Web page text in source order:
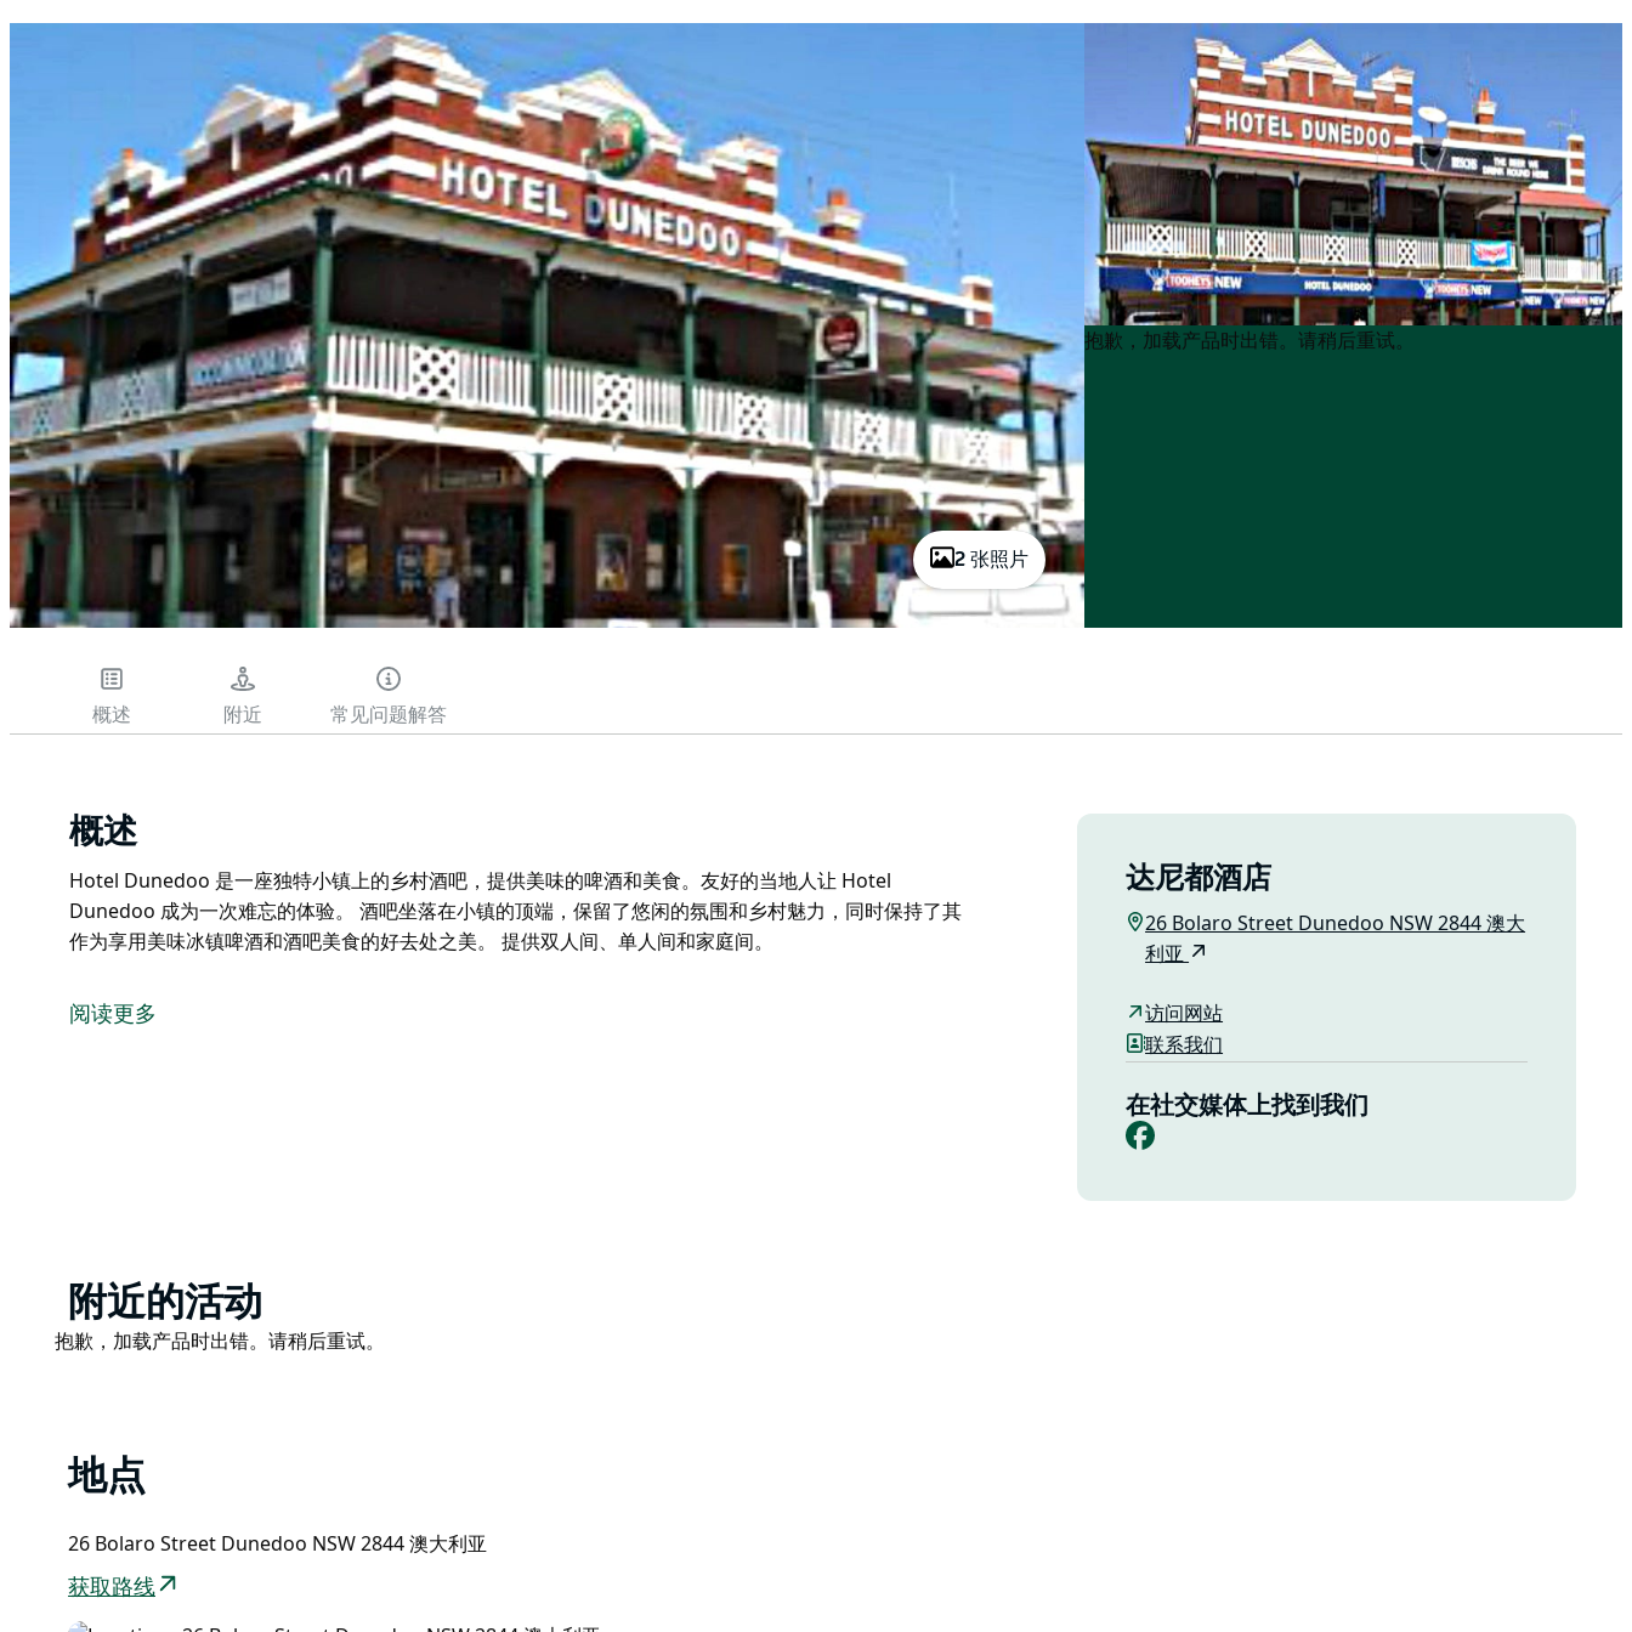
2 张照片
Product
List
Product
List
抱歉，加载产品时出错。请稍后重试。
概述 附近 常见问题解答
概述
Hotel Dunedoo 是一座独特小镇上的乡村酒吧，提供美味的啤酒和美食。友好的当地人让 Hotel
Dunedoo 成为一次难忘的体验。 酒吧坐落在小镇的顶端，保留了悠闲的氛围和乡村魅力，同时保持了其
作为享用美味冰镇啤酒和酒吧美食的好去处之美。 提供双人间、单人间和家庭间。
Dunedoo 成为一次难忘的体验。
阅读更多
达尼都酒店
26 Bolaro Street Dunedoo NSW 2844 澳大
利亚
访问网站
联系我们
在社交媒体上找到我们
Facebook
Product
List
附近的活动
Product
抱歉，加载产品时出错。请稍后重试。
地点
26 Bolaro Street Dunedoo NSW 2844 澳大利亚
获取路线